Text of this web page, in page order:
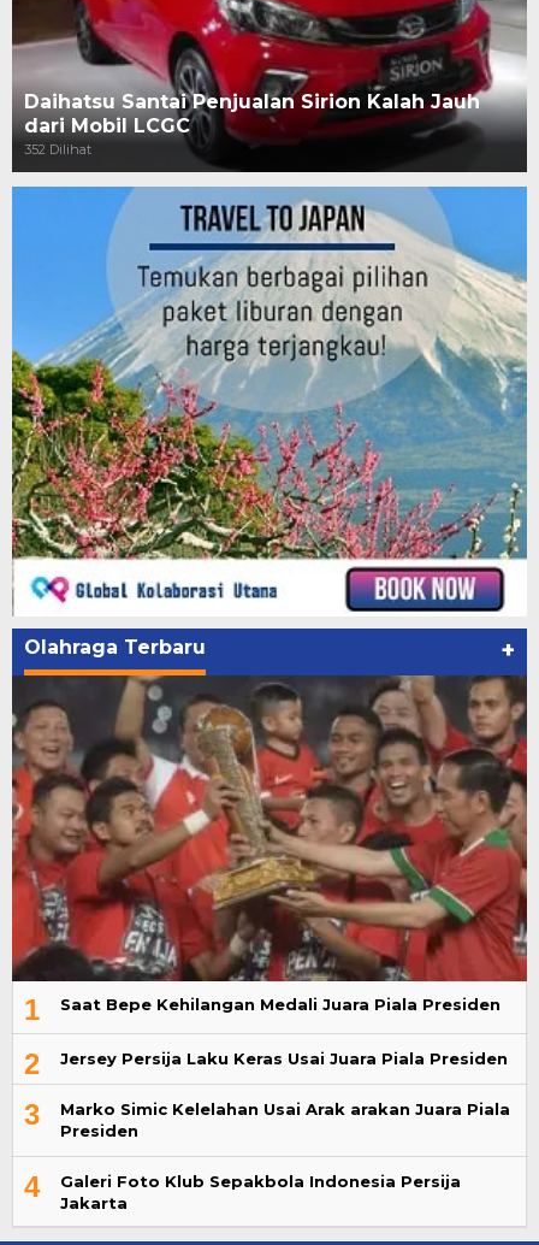
Daihatsu Santai Penjualan Sirion Kalah Jauh
dari Mobil LCGC
352 Dilihat
Olahraga Terbaru +
1 Saat Bepe Kehilangan Medali Juara Piala Presiden
2 Jersey Persija Laku Keras Usai Juara Piala Presiden
3
Marko Simic Kelelahan Usai Arak arakan Juara Piala
Presiden
4
Galeri Foto Klub Sepakbola Indonesia Persija
Jakarta